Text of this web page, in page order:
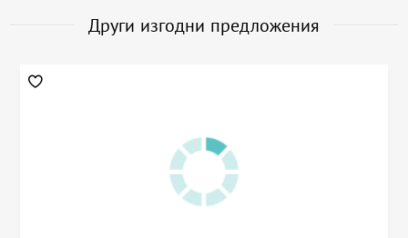
Други изгодни предложения